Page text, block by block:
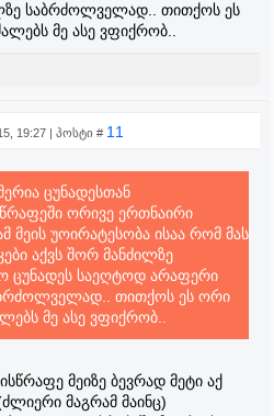
საბრძოლველად.. თითქოს ეს
მე ასე ვფიქრობ..
19:27 | პოსტი # 11
ცუნადესთან
ორივე ერთნაირი
მეის უოირატესობა ისაა რომ მას
აქვს შორ მანძილზე
საეღტოდ არაფერი
თითქოს ეს ორი
მე ასე ვფიქრობ..
მეიზე ბევრად მეტი აქ
მაგრამ მაინც)